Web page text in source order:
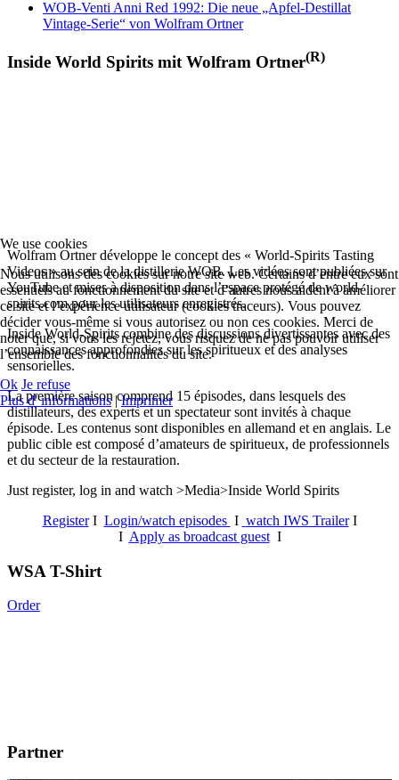
WOB-Venti Anni Red 1992: Die neue „Apfel-Destillat
Vintage-Serie“ von Wolfram Ortner
Inside World Spirits mit Wolfram Ortner(R)
Wolfram Ortner développe le concept des « World-Spirits Tasting
Videos » au sein de la distillerie WOB. Les vidéos sont publiées sur
YouTube et mises à disposition dans l’espace protégé de world-
spirits.com pour les utilisateurs enregistrés.
Inside World-Spirits combine des discussions divertissantes avec des
connaissances approfondies sur les spiritueux et des analyses
sensorielles.
La première saison comprend 15 épisodes, dans lesquels des
distillateurs, des experts et un spectateur sont invités à chaque
épisode. Les contenus sont disponibles en allemand et en anglais. Le
public cible est composé d’amateurs de spiritueux, de professionnels
et du secteur de la restauration.
Just register, log in and watch >Media>Inside World Spirits
RegisterI Login/watch episodes I watch IWS TrailerI
I Apply as broadcast guestI
WSA T-Shirt
Order
Partner
We use cookies
Nous utilisons des cookies sur notre site web. Certains d’entre eux sont
essentiels au fonctionnement du site et d’autres nous aident à améliorer
ce site et l’expérience utilisateur (cookies traceurs). Vous pouvez
décider vous-même si vous autorisez ou non ces cookies. Merci de
noter que, si vous les rejetez, vous risquez de ne pas pouvoir utiliser
l’ensemble des fonctionnalités du site.
Ok Je refuse
Plus d' informations|Imprimer